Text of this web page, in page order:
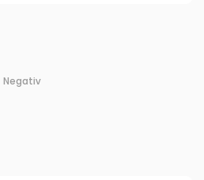
Negativ